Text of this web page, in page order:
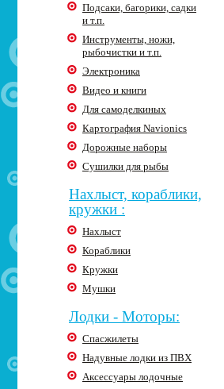
Подсаки, багорики, садки
и т.п.
Инструменты, ножи,
рыбочистки и т.п.
Электроника
Видео и книги
Для самоделкиных
Картография Navionics
Дорожные наборы
Сушилки для рыбы
Нахлыст, кораблики,
кружки :
Нахлыст
Кораблики
Кружки
Мушки
Лодки - Моторы:
Спасжилеты
Надувные лодки из ПВХ
Аксессуары лодочные